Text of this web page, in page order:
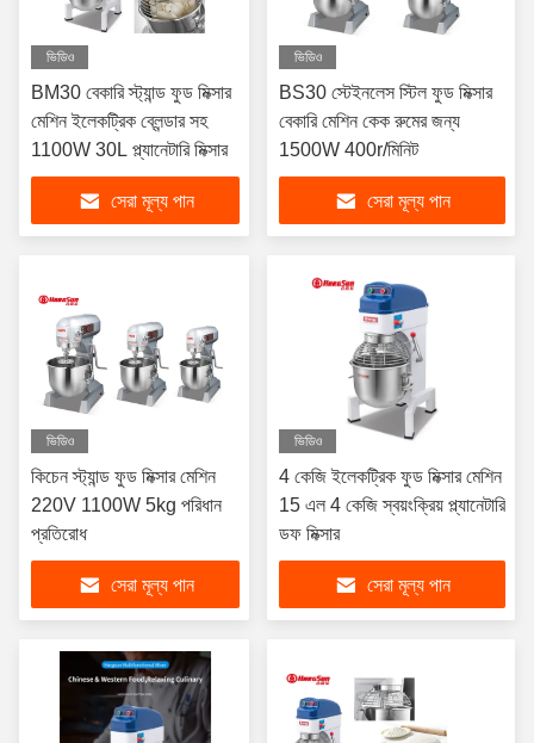
ভিডিও
BM30 বেকারি স্ট্যান্ড ফুড মিক্সার
মেশিন ইলেকট্রিক ব্লেন্ডার সহ
1100W 30L প্ল্যানেটারি মিক্সার
সেরা মূল্য পান
ভিডিও
BS30 স্টেইনলেস স্টিল ফুড মিক্সার
বেকারি মেশিন কেক রুমের জন্য
1500W 400r/মিনিট
সেরা মূল্য পান
ভিডিও
কিচেন স্ট্যান্ড ফুড মিক্সার মেশিন
220V 1100W 5kg পরিধান
প্রতিরোধ
সেরা মূল্য পান
ভিডিও
4 কেজি ইলেকট্রিক ফুড মিক্সার মেশিন
15 এল 4 কেজি স্বয়ংক্রিয় প্ল্যানেটারি
ডফ মিক্সার
সেরা মূল্য পান